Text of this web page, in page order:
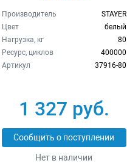
Производитель
STAYER
Цвет
белый
Нагрузка, кг
80
Ресурс, циклов
400000
Артикул
37916-80
1 327 руб.
Сообщить о поступлении
Нет в наличии